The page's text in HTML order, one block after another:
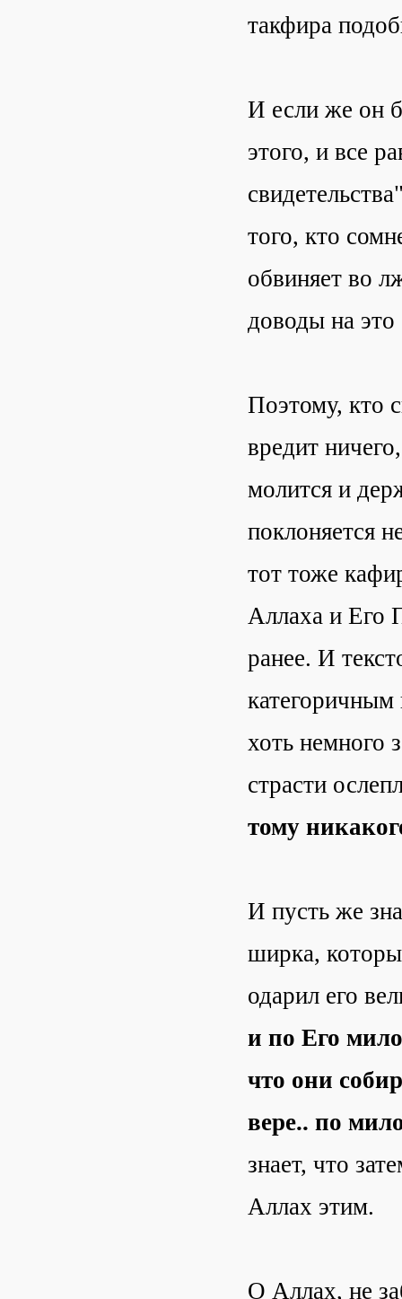
такфира
И если же он
этого, и все
того, кто
обвиняет во
доводы на
Поэтому, кто
вредит
молится и
поклоняется
тот тоже
Аллаха и Его
ранее. И
категоричным
хоть немного
страсти
тому
И пусть же
ширка,
одарил его
и по Его
что они
вере.. по
знает, что
Аллах этим.
О Аллах, не